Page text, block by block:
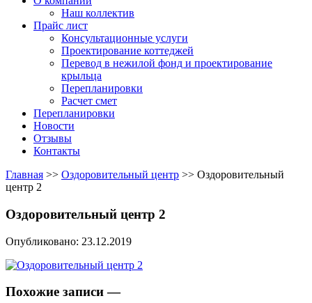
Наш коллектив
Прайс лист
Консультационные услуги
Проектирование коттеджей
Перевод в нежилой фонд и проектирование
крыльца
Перепланировки
Расчет смет
Перепланировки
Новости
Отзывы
Контакты
Главная >> Оздоровительный центр >> Оздоровительный
центр 2
Оздоровительный центр 2
Опубликовано: 23.12.2019
Похожие записи —